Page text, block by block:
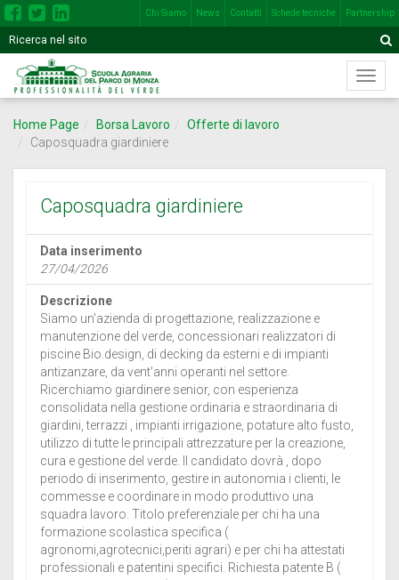
Chi Siamo News Contatti Schede tecniche Partnership
Motore
di
ricerca
Inserisci
una
più
nel
seguente
Menù
di
Home Page Borsa Lavoro
Offerte di lavoro
Caposquadra giardiniere
Caposquadra giardiniere
Data inserimento
27/04/2026
Descrizione
Siamo un'azienda di progettazione, realizzazione e
manutenzione del verde, concessionari realizzatori di
piscine Bio.design, di decking da esterni e di impianti
antizanzare, da vent'anni operanti nel settore.
Ricerchiamo giardinere senior, con esperienza
consolidata nella gestione ordinaria e straordinaria di
giardini, terrazzi , impianti irrigazione, potature alto fusto,
utilizzo di tutte le principali attrezzature per la creazione,
cura e gestione del verde. Il candidato dovrà , dopo
periodo di inserimento, gestire in autonomia i clienti, le
commesse e coordinare in modo produttivo una
squadra lavoro. Titolo preferenziale per chi ha una
formazione scolastica specifica (
agronomi,agrotecnici,periti agrari) e per chi ha attestati
professionali e patentini specifici. Richiesta patente B (